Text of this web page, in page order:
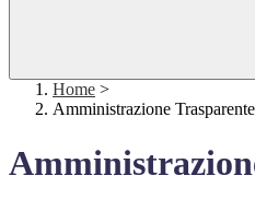
Home >
Amministrazione Trasparente